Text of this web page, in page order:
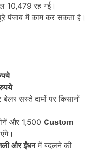
10,479 रह गई।
पंजाब में काम कर सकता है।
सस्ते दामों पर किसानों
और 1,500 Custom
और ईंधनमें बदलने की